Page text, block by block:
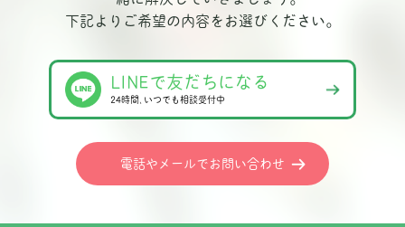
下記よりご希望の内容をお選びください。
LINEで友だちになる
24時間､いつでも相談受付中
電話やメールでお問い合わせ